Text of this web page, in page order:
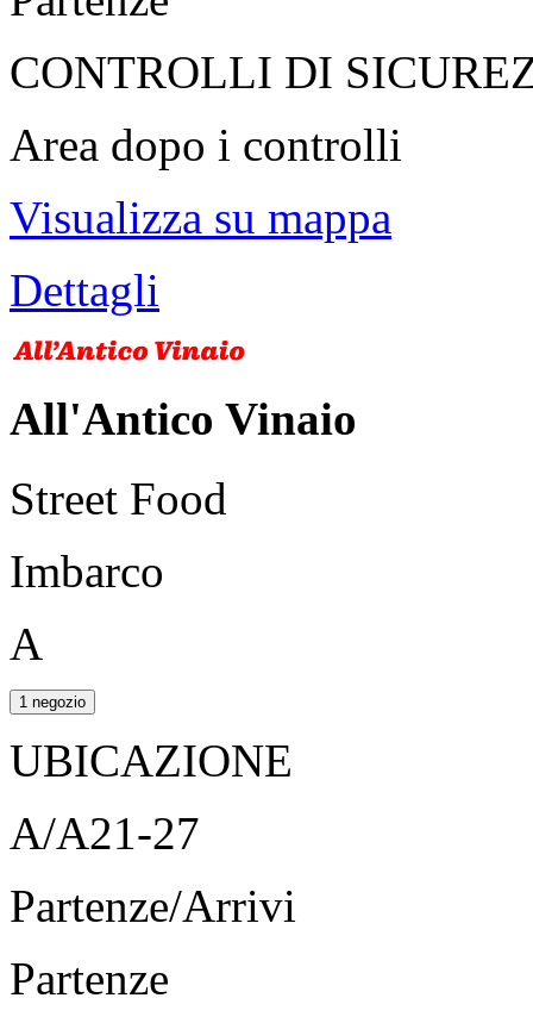
CONTROLLI DI
Area dopo i controlli
Visualizza su mappa
Dettagli
All'Antico Vinaio
Street Food
Imbarco
A
1 negozio
UBICAZIONE
A/A21-27
Partenze/Arrivi
Partenze